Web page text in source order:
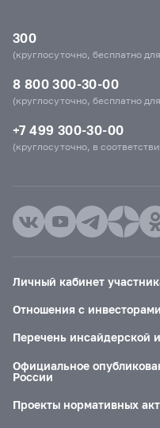
300
(круглосуточно, бесплатно
8 800 300-30-00
(круглосуточно, бесплатно
+7 499 300-30-00
(круглосуточно, в
Личный кабинет
Отношения с инвесторами
Перечень инсайдерской
Официальное
России
Проекты нормативных